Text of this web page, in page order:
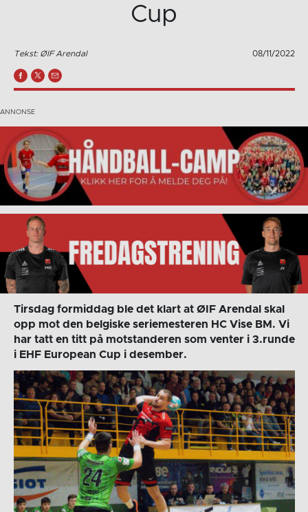
Cup
Tekst: ØIF Arendal 08/11/2022
Tirsdag formiddag ble det klart at ØIF Arendal skal
opp mot den belgiske seriemesteren HC Vise BM. Vi
har tatt en titt på motstanderen som venter i 3.runde
i EHF European Cup i desember.